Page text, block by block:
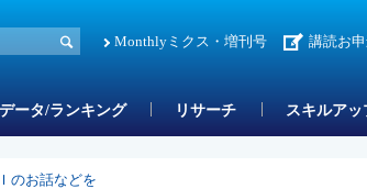
Monthlyミクス・増刊号 講読お
データ/ランキング リサーチ スキルア
のお話などを